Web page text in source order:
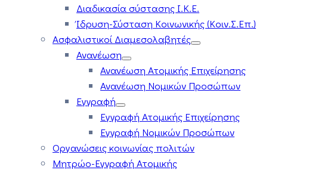
Διαδικασία σύστασης Ι.Κ.Ε.
Ίδρυση-Σύσταση Κοινωνικής (Κοιν.Σ.Επ.)
Ασφαλιστικοί Διαμεσολαβητές
Ανανέωση
Ανανέωση Ατομικής Επιχείρησης
Ανανέωση Νομικών Προσώπων
Εγγραφή
Εγγραφή Ατομικής Επιχείρησης
Εγγραφή Νομικών Προσώπων
Οργανώσεις κοινωνίας πολιτών
Μητρώο-Εγγραφή Ατομικής